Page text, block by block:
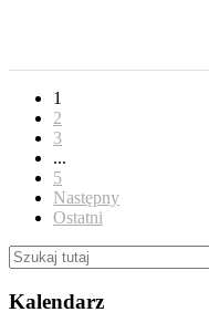
1
2
3
...
5
Następny
Ostatni
Kalendarz